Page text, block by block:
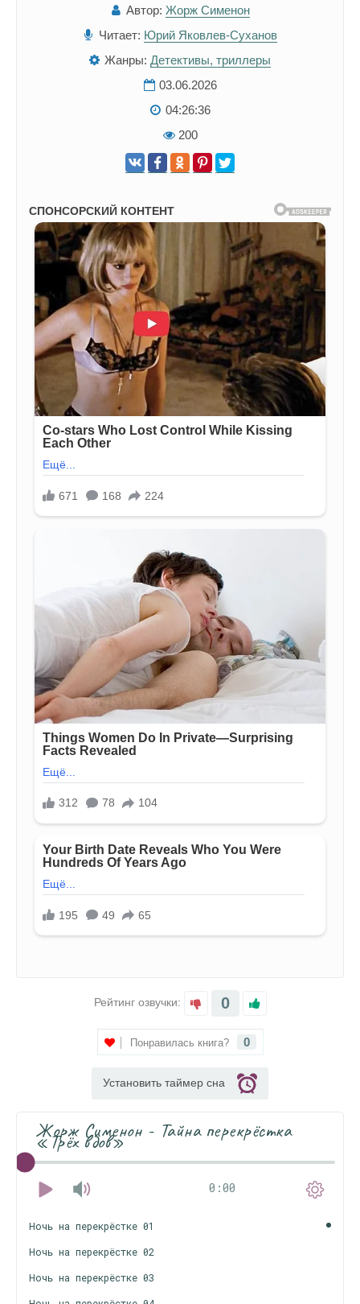
Автор: Жорж Сименон
Читает: Юрий Яковлев-Суханов
Жанры: Детективы, триллеры
03.06.2026
04:26:36
200
Рейтинг озвучки: 0
Понравилась книга? 0
Установить таймер сна
Жорж Сименон - Тайна перекрёстка
«Трёх вдов»
0:00
Ночь на перекрёстке 01
Ночь на перекрёстке 02
Ночь на перекрёстке 03